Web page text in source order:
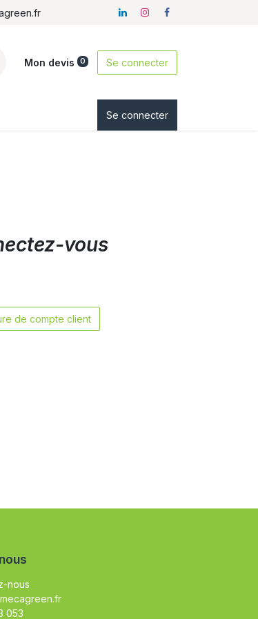
Mon devis 0 Se connecter
Se connecter
vous
de compte client
nous
053